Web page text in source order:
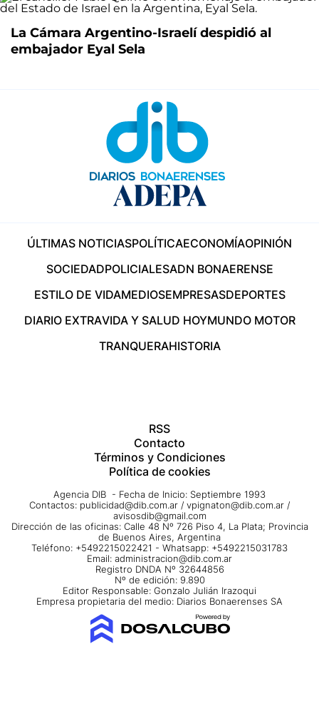
La Cámara Argentino-Israelí despidió al
embajador Eyal Sela
ÚLTIMAS NOTICIASPOLÍTICAECONOMÍAOPINIÓN
SOCIEDADPOLICIALESADN BONAERENSE
ESTILO DE VIDAMEDIOSEMPRESASDEPORTES
DIARIO EXTRAVIDA Y SALUD HOYMUNDO MOTOR
TRANQUERAHISTORIA
RSS
Contacto
Términos y Condiciones
Política de cookies
Agencia DIB - Fecha de Inicio: Septiembre 1993
Contactos: publicidad@dib.com.ar / vpignaton@dib.com.ar /
avisosdib@gmail.com
Dirección de las oficinas: Calle 48 Nº 726 Piso 4, La Plata; Provincia
de Buenos Aires, Argentina
Teléfono: +5492215022421 - Whatsapp: +5492215031783
Email: administracion@dib.com.ar
Registro DNDA Nº 32644856
Nº de edición: 9.890
Editor Responsable: Gonzalo Julián Irazoqui
Empresa propietaria del medio: Diarios Bonaerenses SA